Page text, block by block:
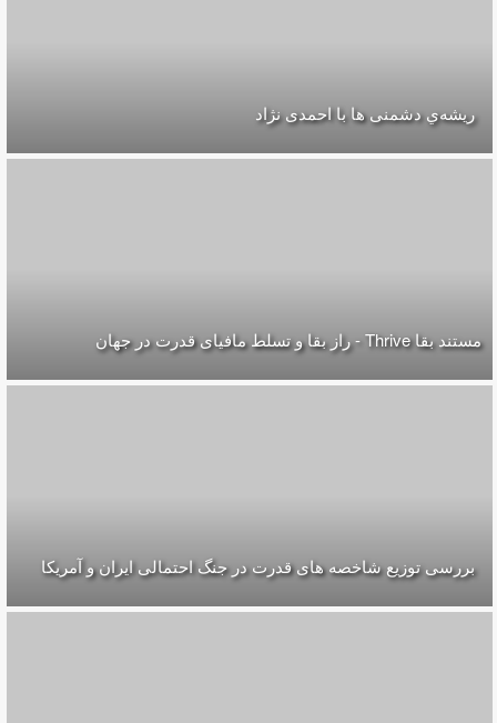
ریشه‌ي دشمنی ها با احمدی نژاد
مستند بقا Thrive - راز بقا و تسلط مافیای قدرت در جهان
بررسی توزیع شاخصه های قدرت در جنگ احتمالی ایران و آمریکا